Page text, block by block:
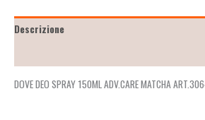
Descrizione
DOVE DEO SPRAY 150ML ADV.CARE MATCHA